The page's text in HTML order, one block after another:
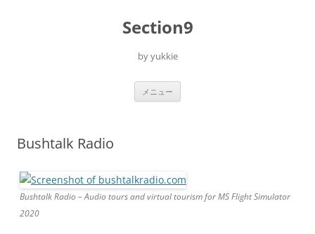
Section9
by yukkie
メニュー
Bushtalk Radio
Bushtalk Radio – Audio tours and virtual tourism for MS Flight Simulator
2020